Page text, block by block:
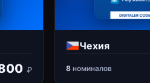
₽
Чехия
8номиналов